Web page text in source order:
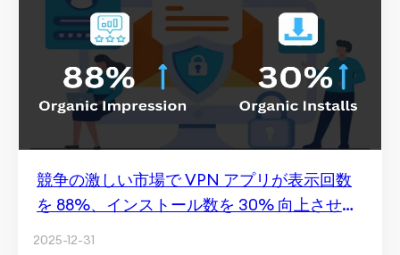
競争の激しい市場で VPN アプリが表示回数
を 88%、インストール数を 30% 向上させた
2025-12-31